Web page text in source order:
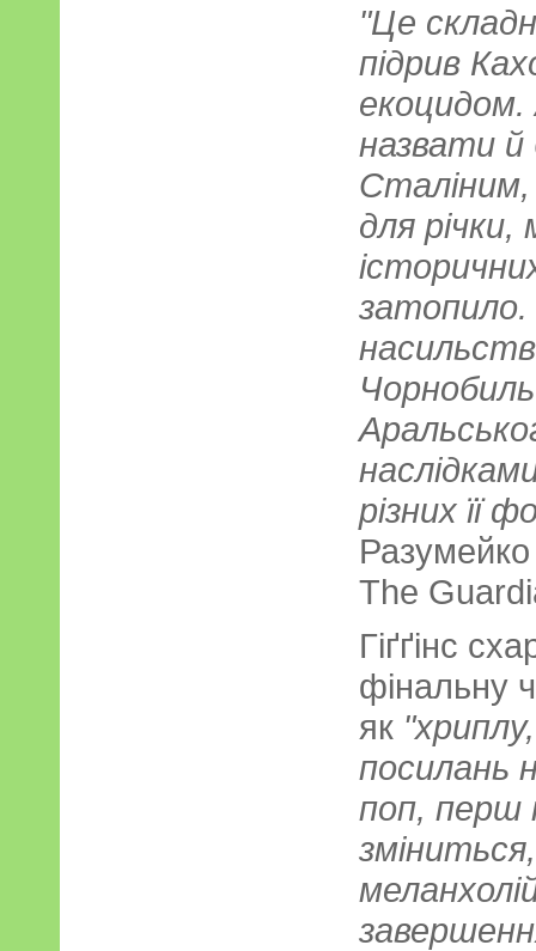
"Це
підрив
назвати й
для річки,
затопило.
різних її
Разумейко
The
Гіґґінс
фінальну
як
посилань
поп, перш